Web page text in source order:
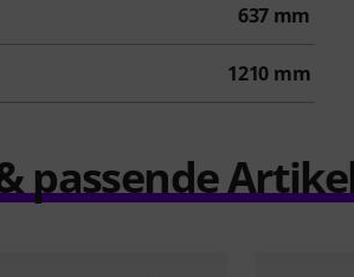
637 mm
1210 mm
passende